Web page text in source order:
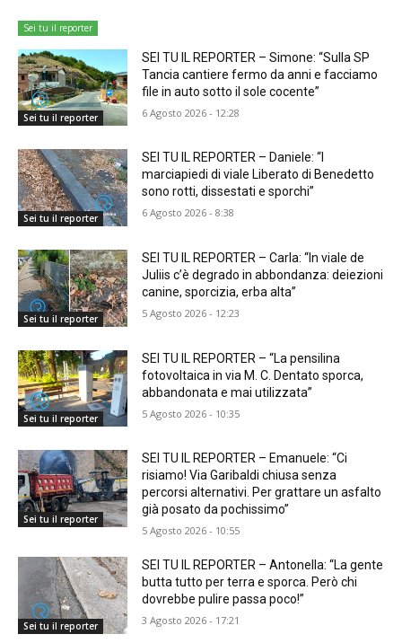
Sei tu il reporter
Sei tu il reporter
SEI TU IL REPORTER – Simone: “Sulla SP
Tancia cantiere fermo da anni e facciamo
file in auto sotto il sole cocente”
6 Agosto 2026 - 12:28
Sei tu il reporter
SEI TU IL REPORTER – Daniele: “I
marciapiedi di viale Liberato di Benedetto
sono rotti, dissestati e sporchi”
6 Agosto 2026 - 8:38
Sei tu il reporter
SEI TU IL REPORTER – Carla: “In viale de
Juliis c’è degrado in abbondanza: deiezioni
canine, sporcizia, erba alta”
5 Agosto 2026 - 12:23
Sei tu il reporter
SEI TU IL REPORTER – “La pensilina
fotovoltaica in via M. C. Dentato sporca,
abbandonata e mai utilizzata”
5 Agosto 2026 - 10:35
Sei tu il reporter
SEI TU IL REPORTER – Emanuele: “Ci
risiamo! Via Garibaldi chiusa senza
percorsi alternativi. Per grattare un asfalto
già posato da pochissimo”
5 Agosto 2026 - 10:55
Sei tu il reporter
SEI TU IL REPORTER – Antonella: “La gente
butta tutto per terra e sporca. Però chi
dovrebbe pulire passa poco!”
3 Agosto 2026 - 17:21